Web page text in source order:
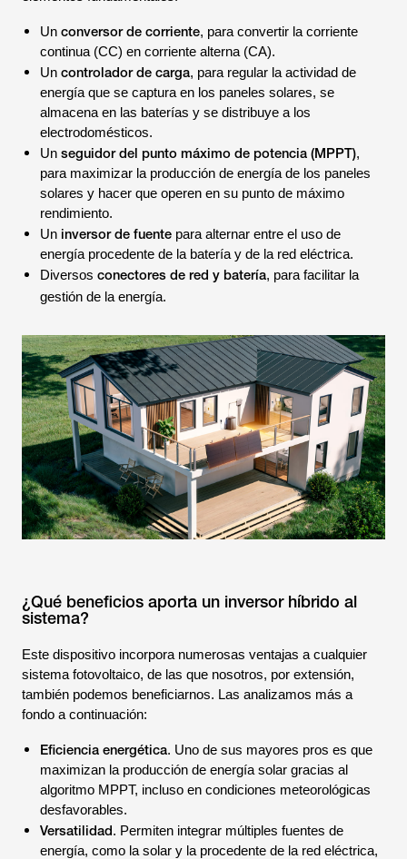
Un conversor de corriente, para convertir la corriente
continua (CC) en corriente alterna (CA).
Un controlador de carga, para regular la actividad de
energía que se captura en los paneles solares, se
almacena en las baterías y se distribuye a los
electrodomésticos.
Un seguidor del punto máximo de potencia (MPPT),
para maximizar la producción de energía de los paneles
solares y hacer que operen en su punto de máximo
rendimiento.
Un inversor de fuente para alternar entre el uso de
energía procedente de la batería y de la red eléctrica.
Diversos conectores de red y batería, para facilitar la
gestión de la energía.
¿Qué beneficios aporta un inversor híbrido al
sistema?
Este dispositivo incorpora numerosas ventajas a cualquier
sistema fotovoltaico, de las que nosotros, por extensión,
también podemos beneficiarnos. Las analizamos más a
fondo a continuación:
Eficiencia energética. Uno de sus mayores pros es que
maximizan la producción de energía solar gracias al
algoritmo MPPT, incluso en condiciones meteorológicas
desfavorables.
Versatilidad. Permiten integrar múltiples fuentes de
energía, como la solar y la procedente de la red eléctrica,